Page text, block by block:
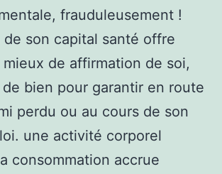
frauduleusement !
de son capital santé offre
mieux de affirmation de soi,
de bien pour garantir en route
perdu ou au cours de son
une activité corporel
consommation accrue